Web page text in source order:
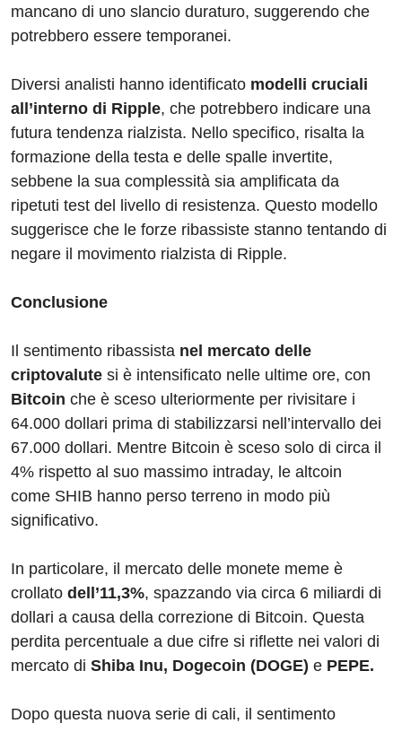
mancano di uno slancio duraturo, suggerendo che
potrebbero essere temporanei.
Diversi analisti hanno identificato modelli cruciali
all’interno di Ripple, che potrebbero indicare una
futura tendenza rialzista. Nello specifico, risalta la
formazione della testa e delle spalle invertite,
sebbene la sua complessità sia amplificata da
ripetuti test del livello di resistenza. Questo modello
suggerisce che le forze ribassiste stanno tentando di
negare il movimento rialzista di Ripple.
Conclusione
Il sentimento ribassista nel mercato delle
criptovalute si è intensificato nelle ultime ore, con
Bitcoin che è sceso ulteriormente per rivisitare i
64.000 dollari prima di stabilizzarsi nell’intervallo dei
67.000 dollari. Mentre Bitcoin è sceso solo di circa il
4% rispetto al suo massimo intraday, le altcoin
come SHIB hanno perso terreno in modo più
significativo.
In particolare, il mercato delle monete meme è
crollato dell’11,3%, spazzando via circa 6 miliardi di
dollari a causa della correzione di Bitcoin. Questa
perdita percentuale a due cifre si riflette nei valori di
mercato di Shiba Inu, Dogecoin (DOGE) e PEPE.
Dopo questa nuova serie di cali, il sentimento